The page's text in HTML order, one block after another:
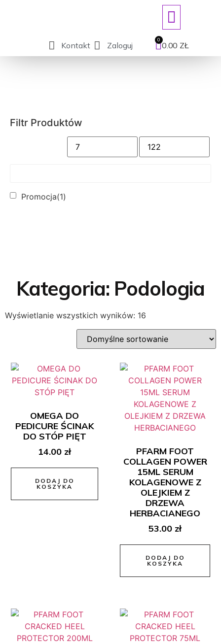
Kontakt Zaloguj 0.00 ZŁ
Filtr Produktów
Promocja(1)
Kategoria: Podologia
Wyświetlanie wszystkich wyników: 16
OMEGA DO
PEDICURE ŚCINAK
DO STÓP PIĘT
14.00 zł
DODAJ DO
KOSZYKA
PFARM FOOT
COLLAGEN POWER
15ML SERUM
KOLAGENOWE Z
OLEJKIEM Z
DRZEWA
HERBACIANEGO
53.00 zł
DODAJ DO
KOSZYKA